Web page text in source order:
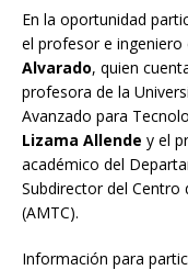
En la oportunidad
el profesor e ingeniero
Alvarado, quien
profesora de la
Avanzado para
Lizama Allende y el
académico del
Subdirector del Centro
(AMTC).
Información para